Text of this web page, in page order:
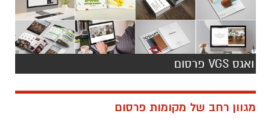
ואגס VGS פרסום
מגוון רחב של מקומות פרסום